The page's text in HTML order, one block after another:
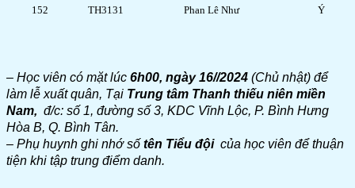
152 TH3131 Phan Lê Như Ý
– Học viên có mặt lúc 6h00, ngày 16//2024 (Chủ nhật) để
làm lễ xuất quân, Tại Trung tâm Thanh thiếu niên miền
Nam, đ/c: số 1, đường số 3, KDC Vĩnh Lộc, P. Bình Hưng
Hòa B, Q. Bình Tân.
– Phụ huynh ghi nhớ số tên Tiểu đội của học viên để thuận
tiện khi tập trung điểm danh.